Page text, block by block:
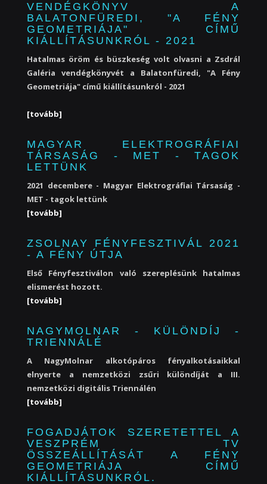
VENDÉGKÖNYV A
BALATONFÜREDI, "A FÉNY
GEOMETRIÁJA" CÍMŰ
KIÁLLÍTÁSUNKRÓL - 2021
Hatalmas öröm és büszkeség volt olvasni a Zsdrál
Galéria vendégkönyvét a Balatonfüredi, "A Fény
Geometriája" című kiállításunkról - 2021
[tovább]
MAGYAR ELEKTROGRÁFIAI
TÁRSASÁG - MET - TAGOK
LETTÜNK
2021 decembere - Magyar Elektrográfiai Társaság -
MET - tagok lettünk
[tovább]
ZSOLNAY FÉNYFESZTIVÁL 2021
- A FÉNY ÚTJA
Első Fényfesztiválon való szereplésünk hatalmas
elismerést hozott.
[tovább]
NAGYMOLNAR - KÜLÖNDÍJ -
TRIENNÁLÉ
A NagyMolnar alkotópáros fényalkotásaikkal
elnyerte a nemzetközi zsűri különdíját a III.
nemzetközi digitális Triennálén
[tovább]
FOGADJÁTOK SZERETETTEL A
VESZPRÉM TV
ÖSSZEÁLLÍTÁSÁT A FÉNY
GEOMETRIÁJA CÍMŰ
KIÁLLÍTÁSUNKRÓL.